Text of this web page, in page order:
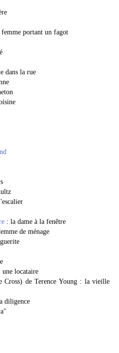
portant un fagot
dans la rue
: la dame à la fenêtre
de ménage
locataire
Cross) de Terence Young : la vieille
diligence